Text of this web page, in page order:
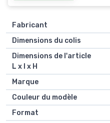
Fabricant
Dimensions du colis
Dimensions de l'article
L x l x H
Marque
Couleur du modèle
Format